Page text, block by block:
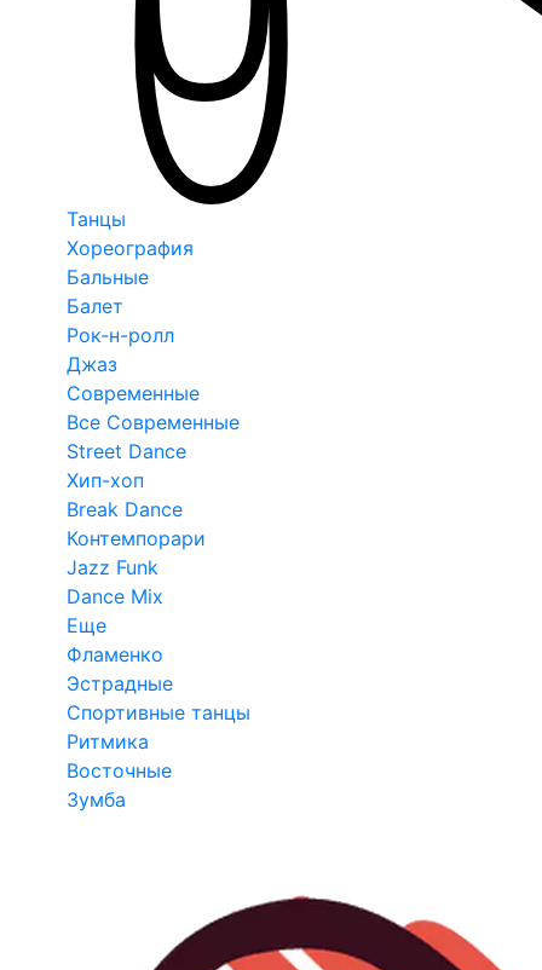
Танцы
Хореография
Бальные
Балет
Рок-н-ролл
Джаз
Современные
Все Современные
Street Dance
Хип-хоп
Break Dance
Контемпорари
Jazz Funk
Dance Mix
Еще
Фламенко
Эстрадные
Спортивные танцы
Ритмика
Восточные
Зумба